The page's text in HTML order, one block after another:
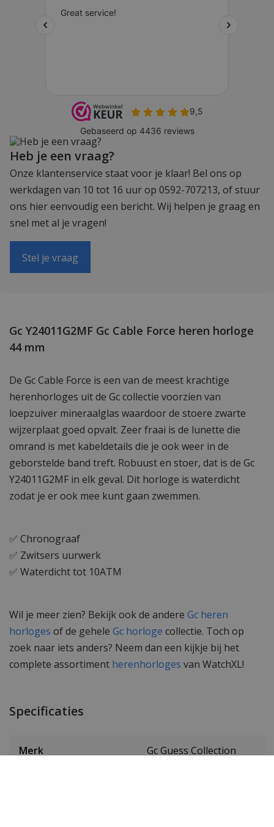
Heb je een vraag?
Onze klantenservice staat voor je klaar! Bel ons op
werkdagen van 10 tot 16 uur op 0592-707213, of stuur
ons hier eenvoudig een bericht. Wij helpen je graag en
snel met al je vragen!
Stel je vraag
Gc Y24011G2MF Gc Cable Force heren horloge
44 mm
De Gc Cable Force is een van de meest krachtige
herenhorloges uit de Gc collectie voorzien van
loepzuiver mineraalglas waardoor de stoere zwarte
wijzerplaat goed opvalt. Zeer fraai is de lunette die
omrand is met kabeldetails die je ook weer in de
geborstelde band treft. Robuust en stoer, dat is de Gc
Y24011G2MF in elk geval. Dit horloge is waterdicht
zodat je er ook mee kunt gaan zwemmen.
✅ Chronograaf
✅ Zwitsers uurwerk
✅ Waterdicht tot 10ATM
Wil je meer zien? Bekijk ook de andere Gc heren
horloges of de gehele Gc horloge collectie. Toch op
zoek naar iets anders? Neem dan een kijkje bij het
complete assortiment herenhorloges van WatchXL!
Specificaties
Merk Gc Guess Collection